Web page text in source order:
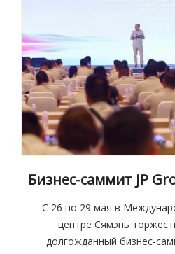
С 26 по 29 мая в
центре Сямэнь
долгожданный бизнес-